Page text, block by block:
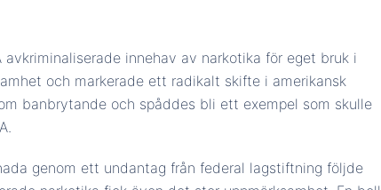
innehav av narkotika för eget bruk i
och markerade ett radikalt skifte i amerikansk
banbrytande och spåddes bli ett exempel som skulle
genom ett undantag från federal lagstiftning följde